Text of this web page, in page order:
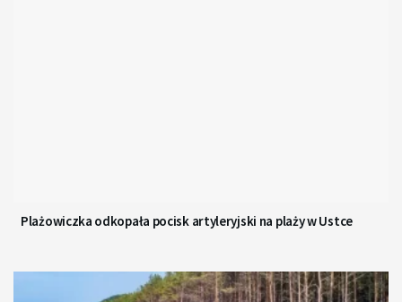
Plażowiczka odkopała pocisk artyleryjski na plaży w Ustce